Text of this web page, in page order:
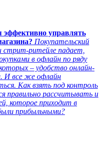
эффективно управлять
Покупательский
ритейле падает,
в офлайн по ряду
– удобство онлайн-
И все же офлайн
Как взять под контроль
правильно рассчитывать и
которое приходит в
прибыльными?